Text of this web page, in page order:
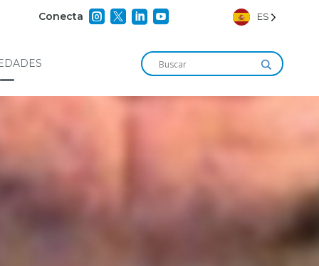
Conecta     ES